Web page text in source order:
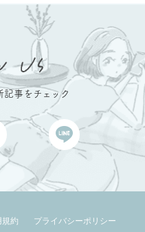
事をチェック
規約
プライバシーポリシー